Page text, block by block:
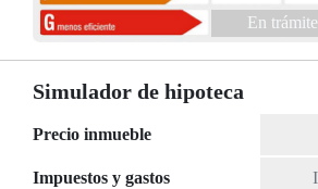
En trámite
Simulador de hipoteca
Precio inmueble
Impuestos y gastos